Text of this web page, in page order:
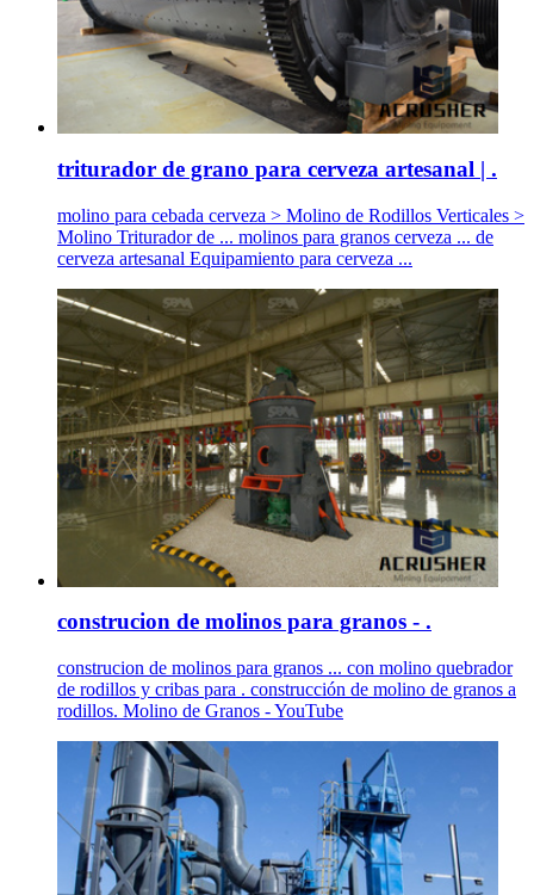
triturador de grano para cerveza artesanal | .
molino para cebada cerveza > Molino de Rodillos Verticales >
Molino Triturador de ... molinos para granos cerveza ... de
cerveza artesanal Equipamiento para cerveza ...
construcion de molinos para granos - .
construcion de molinos para granos ... con molino quebrador
de rodillos y cribas para . construcción de molino de granos a
rodillos. Molino de Granos - YouTube